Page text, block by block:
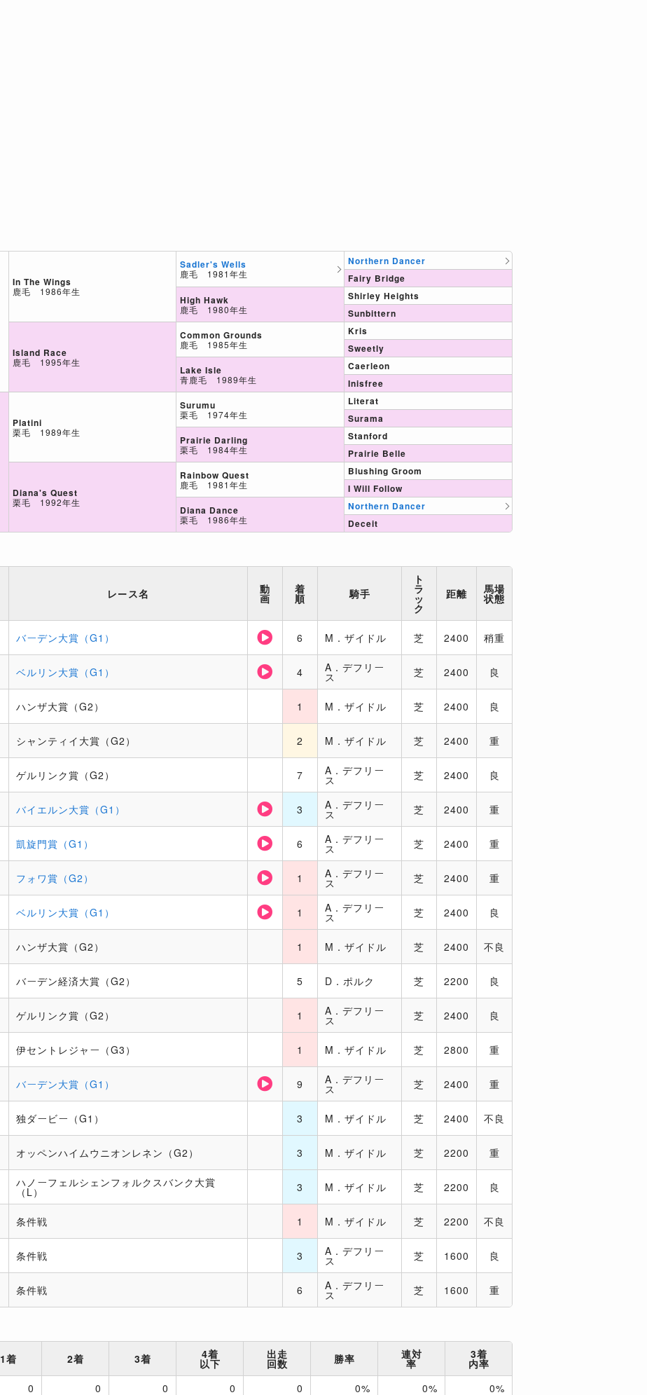
In The Wings
鹿毛 1986年生
Island Race
鹿毛 1995年生
Platini
栗毛 1989年生
Diana's Quest
栗毛 1992年生
Sadler's Wells
鹿毛 1981年生
High Hawk
鹿毛 1980年生
Common Grounds
鹿毛 1985年生
Lake Isle
青鹿毛 1989年生
Surumu
栗毛 1974年生
Prairie Darling
栗毛 1984年生
Rainbow Quest
鹿毛 1981年生
Diana Dance
栗毛 1986年生
Northern Dancer
Fairy Bridge
Shirley Heights
Sunbittern
Kris
Sweetly
Caerleon
Inisfree
Literat
Surama
Stanford
Prairie Belle
Blushing Groom
I Will Follow
Northern Dancer
Deceit
レース名 動
画
着
順 騎手
ト
ラ
ッ
ク
距離 馬場
状態
バーデン大賞（G1） 6 M．ザイドル 芝 2400 稍重
ベルリン大賞（G1） 4 A．デフリー
ス 芝 2400 良
ハンザ大賞（G2） 1 M．ザイドル 芝 2400 良
シャンティイ大賞（G2） 2 M．ザイドル 芝 2400 重
ゲルリンク賞（G2） 7 A．デフリー
ス 芝 2400 良
バイエルン大賞（G1） 3 A．デフリー
ス 芝 2400 重
凱旋門賞（G1） 6 A．デフリー
ス 芝 2400 重
フォワ賞（G2） 1 A．デフリー
ス 芝 2400 重
ベルリン大賞（G1） 1 A．デフリー
ス 芝 2400 良
ハンザ大賞（G2） 1 M．ザイドル 芝 2400 不良
バーデン経済大賞（G2） 5 D．ポルク 芝 2200 良
ゲルリンク賞（G2） 1 A．デフリー
ス 芝 2400 良
伊セントレジャー（G3） 1 M．ザイドル 芝 2800 重
バーデン大賞（G1） 9 A．デフリー
ス 芝 2400 重
独ダービー（G1） 3 M．ザイドル 芝 2400 不良
オッペンハイムウニオンレネン（G2） 3 M．ザイドル 芝 2200 重
ハノーフェルシェンフォルクスバンク大賞
（L） 3 M．ザイドル 芝 2200 良
条件戦 1 M．ザイドル 芝 2200 不良
条件戦 3 A．デフリー
ス 芝 1600 良
条件戦 6 A．デフリー
ス 芝 1600 重
1着 2着 3着 4着
以下
出走
回数 勝率 連対
率
3着
内率
0 0 0 0 0 0% 0% 0%